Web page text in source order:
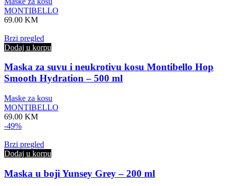
MONTIBELLO
69.00 KM
Brzi pregled
Dodaj u korpu
Maska za suvu i neukrotivu kosu Montibello Hop
Smooth Hydration – 500 ml
Maske za kosu
MONTIBELLO
69.00 KM
-49%
Brzi pregled
Dodaj u korpu
Maska u boji Yunsey Grey – 200 ml